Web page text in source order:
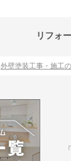
リフォ
外壁塗装工事・施工